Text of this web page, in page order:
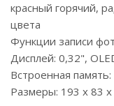
красный горячий,
цвета
Функции записи
Дисплей: 0,32",
Встроенная
Размеры: 193 x 83